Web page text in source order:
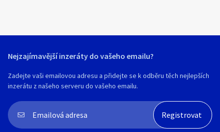
Nabídka/poptávka
Nejzajímavější inzeráty do vašeho emailu?
Zadejte vaši emailovou adresu a přidejte se k odběru těch nejlepších
inzerátu z našeho serveru do vašeho emailu.